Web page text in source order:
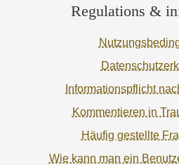
Regulations &
Informationspflicht
Kommentieren in
Häufig gestellte
Wie kann man ein